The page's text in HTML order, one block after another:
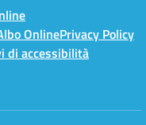
OnlinePrivacy Policy
di accessibilità